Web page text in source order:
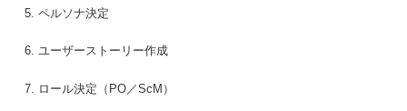
ペルソナ決定
ユーザーストーリー作成
ロール決定（PO／ScM）